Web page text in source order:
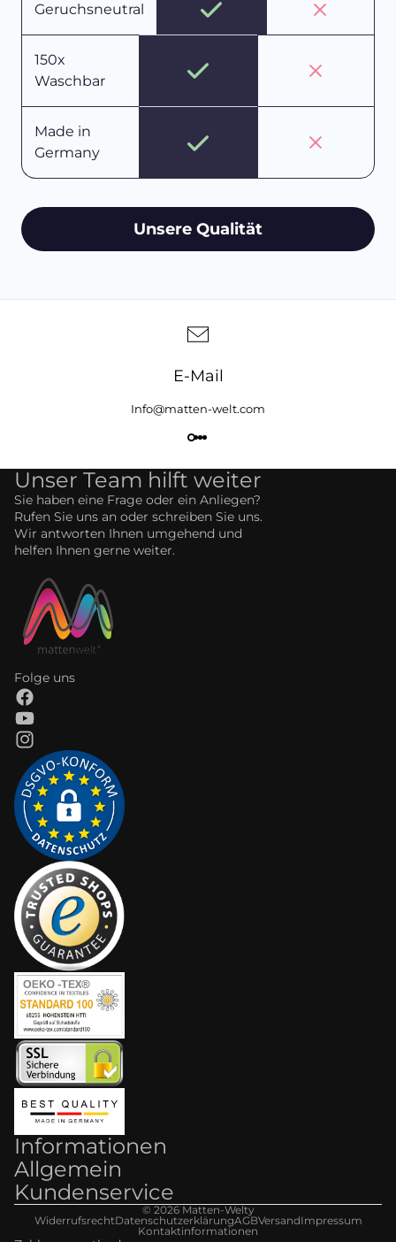
Geruchsneutral
150x
Waschbar
Made in
Germany
Unsere Qualität
E-Mail
Info@matten-welt.com
Unser Team hilft weiter
Sie haben eine Frage oder ein Anliegen?
Rufen Sie uns an oder schreiben Sie uns.
Wir antworten Ihnen umgehend und
helfen Ihnen gerne weiter.
Folge uns
Informationen
Allgemein
Kundenservice
© 2026 Matten-Welty
WiderrufsrechtDatenschutzerklärungAGBVersandImpressum
Kontaktinformationen